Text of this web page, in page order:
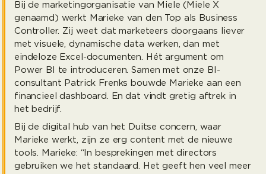
Bij de marketingorganisatie van Miele (Miele X
genaamd) werkt Marieke van den Top als Business
Controller. Zij weet dat marketeers doorgaans liever
met visuele, dynamische data werken, dan met
eindeloze Excel-documenten. Hét argument om
Power BI te introduceren. Samen met onze BI-
consultant Patrick Frenks bouwde Marieke aan een
financieel dashboard. En dat vindt gretig aftrek in
het bedrijf.
Bij de digital hub van het Duitse concern, waar
Marieke werkt, zijn ze erg content met de nieuwe
tools. Marieke: “In besprekingen met directors
gebruiken we het standaard. Het geeft hen veel meer